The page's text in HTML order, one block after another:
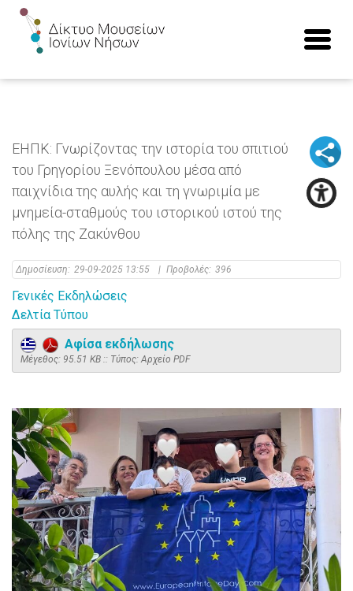
ΕΗΠΚ: Γνωρίζοντας την ιστορία του σπιτιού
του Γρηγορίου Ξενόπουλου μέσα από
παιχνίδια της αυλής και τη γνωριμία με
μνημεία-σταθμούς του ιστορικού ιστού της
πόλης της Ζακύνθου
Δημοσίευση: 29-09-2025 13:55 | Προβολές: 396
Γενικές Εκδηλώσεις
Δελτία Τύπου
Αφίσα εκδήλωσης
Mέγεθος: 95.51 KB :: Τύπος: Αρχείο PDF